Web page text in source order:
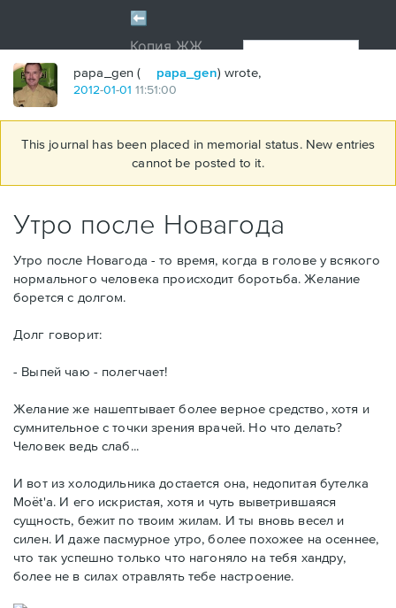
papa_gen ( papa_gen) wrote,
2012-01-01 11:51:00
This journal has been placed in memorial status. New entries
cannot be posted to it.
Утро после Новагода
Утро после Новагода - то время, когда в голове у всякого
нормального человека происходит боротьба. Желание
борется с долгом.
Долг говорит:
- Выпей чаю - полегчает!
Желание же нашептывает более верное средство, хотя и
сумнительное с точки зрения врачей. Но что делать?
Человек ведь слаб...
И вот из холодильника достается она, недопитая бутелка
Moët'а. И его искристая, хотя и чуть выветрившаяся
сущность, бежит по твоим жилам. И ты вновь весел и
силен. И даже пасмурное утро, более похожее на осеннее,
что так успешно только что нагоняло на тебя хандру,
более не в силах отравлять тебе настроение.